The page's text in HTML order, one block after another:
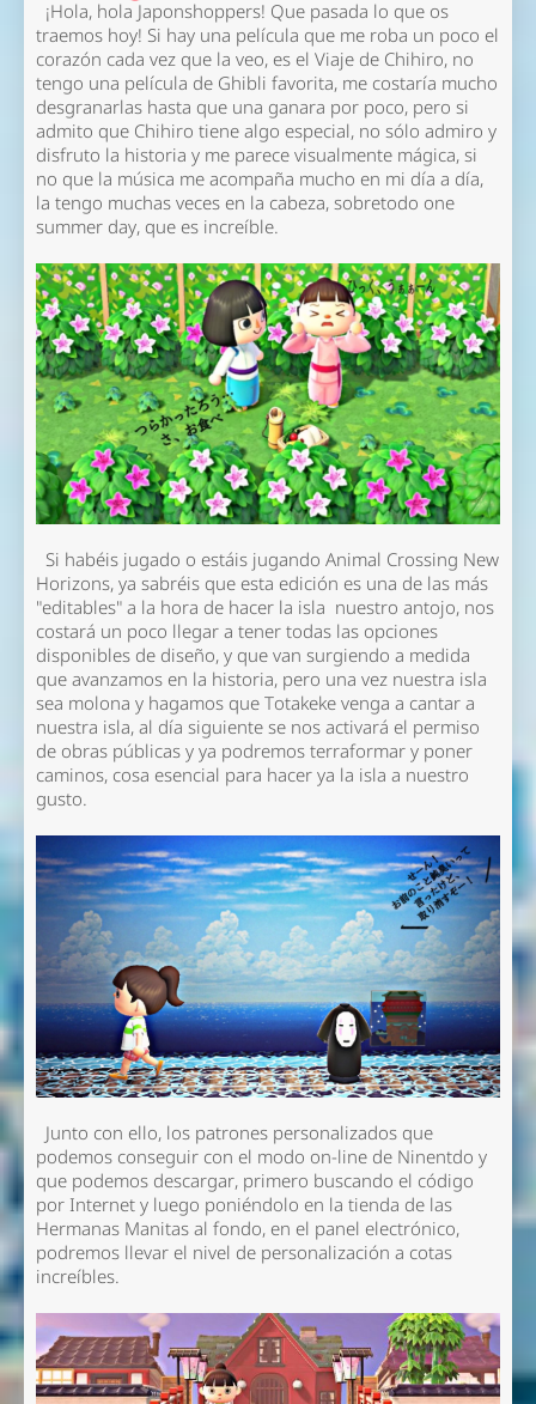
¡Hola, hola Japonshoppers! Que pasada lo que os
traemos hoy! Si hay una película que me roba un poco el
corazón cada vez que la veo, es el Viaje de Chihiro, no
tengo una película de Ghibli favorita, me costaría mucho
desgranarlas hasta que una ganara por poco, pero si
admito que Chihiro tiene algo especial, no sólo admiro y
disfruto la historia y me parece visualmente mágica, si
no que la música me acompaña mucho en mi día a día,
la tengo muchas veces en la cabeza, sobretodo one
summer day, que es increíble.
Si habéis jugado o estáis jugando Animal Crossing New
Horizons, ya sabréis que esta edición es una de las más
"editables" a la hora de hacer la isla nuestro antojo, nos
costará un poco llegar a tener todas las opciones
disponibles de diseño, y que van surgiendo a medida
que avanzamos en la historia, pero una vez nuestra isla
sea molona y hagamos que Totakeke venga a cantar a
nuestra isla, al día siguiente se nos activará el permiso
de obras públicas y ya podremos terraformar y poner
caminos, cosa esencial para hacer ya la isla a nuestro
gusto.
Junto con ello, los patrones personalizados que
podemos conseguir con el modo on-line de Ninentdo y
que podemos descargar, primero buscando el código
por Internet y luego poniéndolo en la tienda de las
Hermanas Manitas al fondo, en el panel electrónico,
podremos llevar el nivel de personalización a cotas
increíbles.